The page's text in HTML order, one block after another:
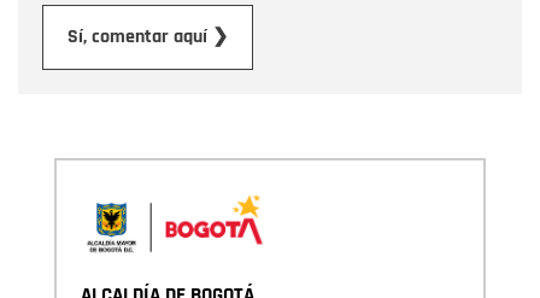
Sí, comentar aquí ❯